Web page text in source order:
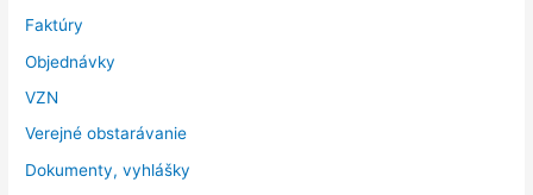
Faktúry
Objednávky
VZN
Verejné obstarávanie
Dokumenty, vyhlášky